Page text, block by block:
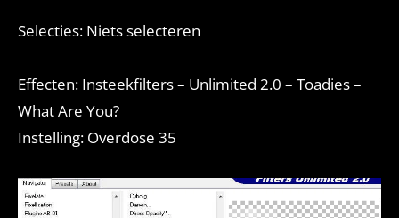
Selecties: Niets selecteren
Effecten: Insteekfilters – Unlimited 2.0 – Toadies –
What Are You?
Instelling: Overdose 35